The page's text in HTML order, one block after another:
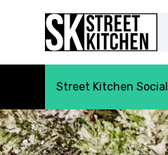
Street Kitchen Social